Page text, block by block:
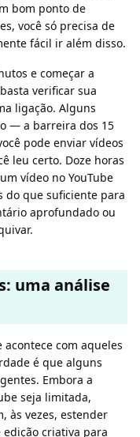
bom ponto de
você só precisa de
fácil ir além disso.
e começar a
verificar sua
ligação. Alguns
— a barreira dos 15
pode enviar vídeos
leu certo. Doze horas
vídeo no YouTube
do que suficiente para
aprofundado ou
uma análise
com aqueles
é que alguns
Embora a
seja limitada,
às vezes, estender
criativa para